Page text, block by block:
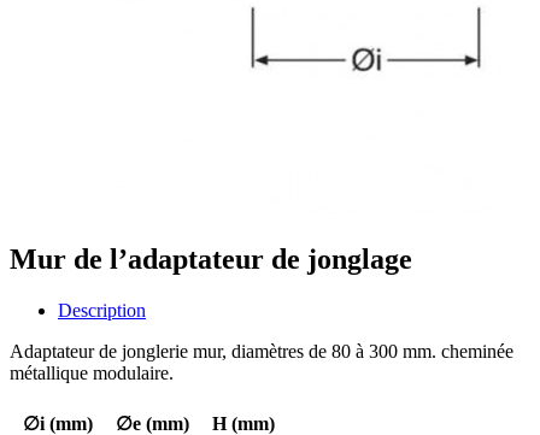
Mur de l’adaptateur de jonglage
Description
Adaptateur de jonglerie mur, diamètres de 80 à 300 mm. cheminée
métallique modulaire.
∅i (mm) ∅e (mm)
H (mm)